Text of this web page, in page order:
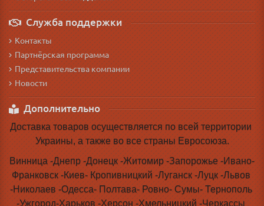
Служба поддержки
Контакты
Партнёрская программа
Представительства компании
Новости
Дополнительно
Доставка товаров осуществляется по всей территории
Украины, а также во все страны Евросоюза.
Винница -Днепр -Донецк -Житомир -Запорожье -Ивано-
Франковск -Киев- Кропивницкий -Луганск -Луцк -Львов
-Николаев -Одесса- Полтава- Ровно- Сумы- Тернополь
-Ужгород-Харьков -Херсон -Хмельницкий -Черкассы